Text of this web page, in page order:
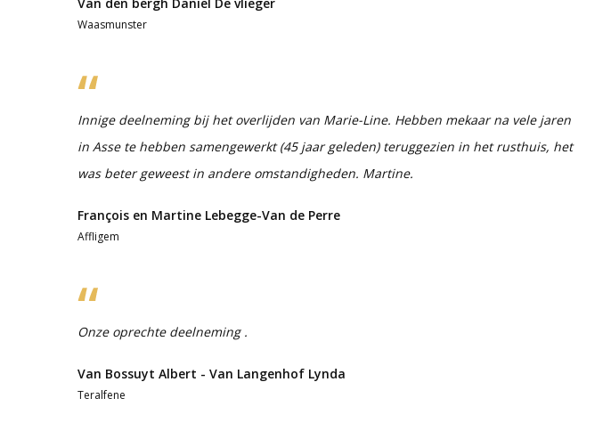
Waasmunster
Innige deelneming bij het overlijden van Marie-Line. Hebben mekaar na vele jaren
in Asse te hebben samengewerkt (45 jaar geleden) teruggezien in het rusthuis, het
was beter geweest in andere omstandigheden. Martine.
François en Martine Lebegge-Van de Perre
Affligem
Onze oprechte deelneming .
Van Bossuyt Albert - Van Langenhof Lynda
Teralfene